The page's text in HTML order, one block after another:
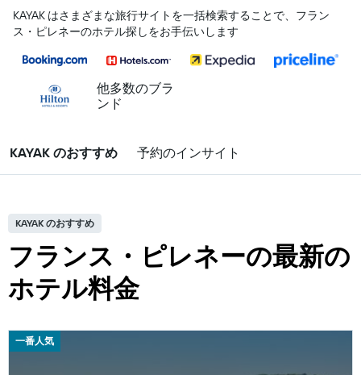
KAYAK はさまざまな旅行サイトを一括検索することで、フラン
ス・ピレネーのホテル探しをお手伝いします
他多数のブラ
ンド
KAYAK のおすすめ 予約のインサイト
KAYAK のおすすめ
フランス・ピレネーの最新の
ホテル料金
一番人気